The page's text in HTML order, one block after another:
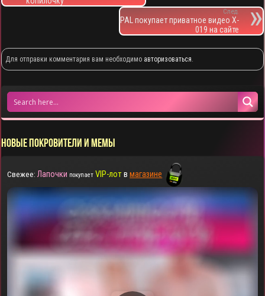
След.
PAL покупает приватное видео X-
019 на сайте
Для отправки комментария вам необходимо авторизоваться.
НОВЫЕ ПОКРОВИТЕЛИ И МЕМЫ
Свежее: Лапочки покупает VIP-лотвмагазине